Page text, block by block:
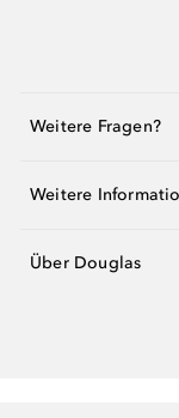
Weitere Fragen?
Weitere
Über Douglas